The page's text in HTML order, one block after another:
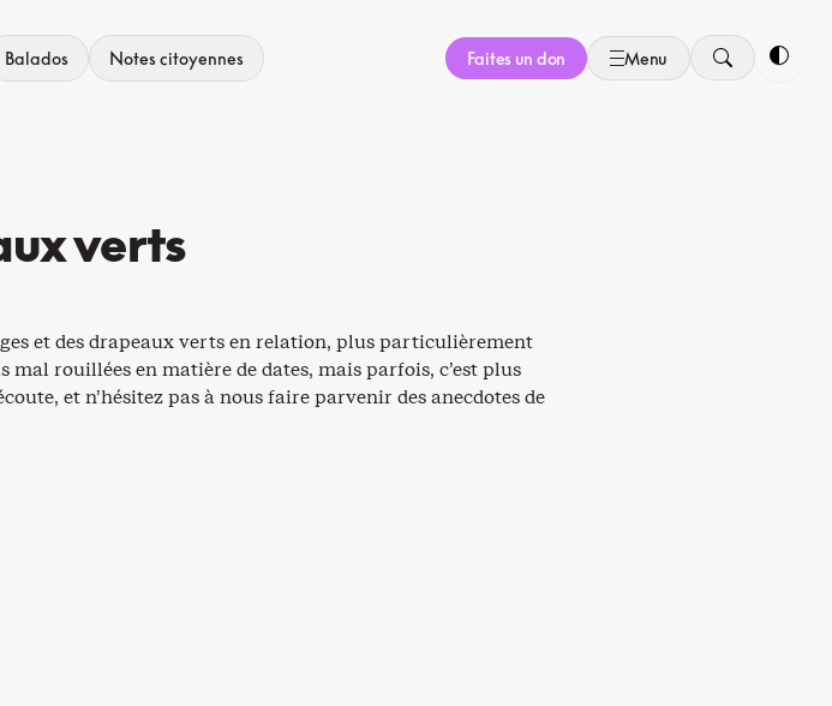
Balados Notes citoyennes Faites un don Menu
verts
et des drapeaux verts en relation, plus particulièrement
mal rouillées en matière de dates, mais parfois, c’est plus
et n’hésitez pas à nous faire parvenir des anecdotes de